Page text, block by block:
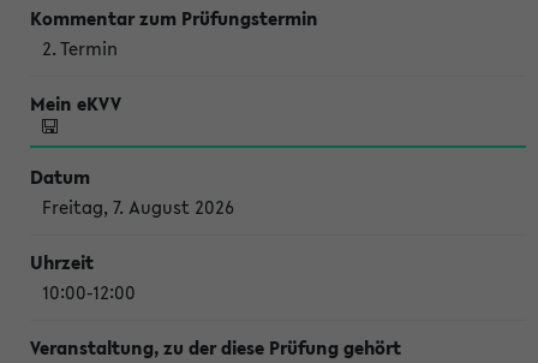
2. Termin
Freitag, 7. August 2026
10:00-12:00